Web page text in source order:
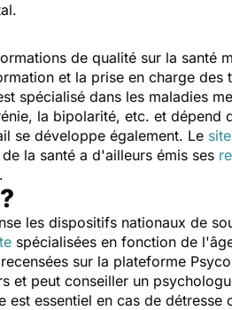
de qualité sur la santé
et la prise en charge
spécialisé dans les maladies
la bipolarité, etc. et dépend
se développe également. Le
la santé a d'ailleurs émis ses
les dispositifs nationaux de
spécialisées en fonction de
sur la plateforme
et peut conseiller un
est essentiel en cas de